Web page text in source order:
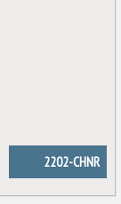
2202-CHNR